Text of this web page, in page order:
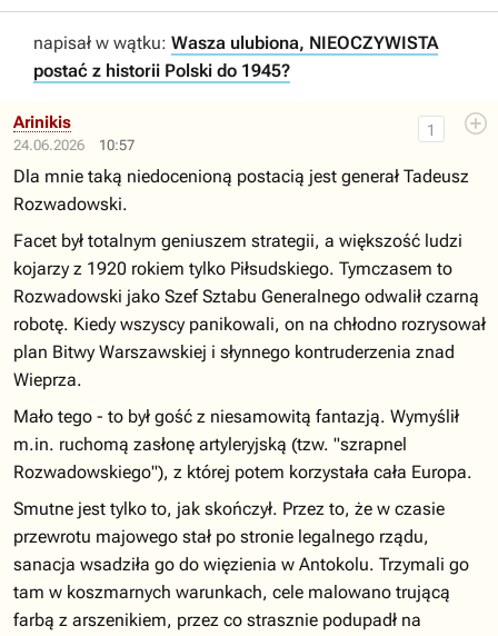
napisał w wątku: Wasza ulubiona, NIEOCZYWISTA
postać z historii Polski do 1945?
24.06.2026 10:57
1
Arinikis
Dla mnie taką niedocenioną postacią jest generał Tadeusz
Rozwadowski.
Facet był totalnym geniuszem strategii, a większość ludzi
kojarzy z 1920 rokiem tylko Piłsudskiego. Tymczasem to
Rozwadowski jako Szef Sztabu Generalnego odwalił czarną
robotę. Kiedy wszyscy panikowali, on na chłodno rozrysował
plan Bitwy Warszawskiej i słynnego kontruderzenia znad
Wieprza.
Mało tego - to był gość z niesamowitą fantazją. Wymyślił
m.in. ruchomą zasłonę artyleryjską (tzw. "szrapnel
Rozwadowskiego"), z której potem korzystała cała Europa.
Smutne jest tylko to, jak skończył. Przez to, że w czasie
przewrotu majowego stał po stronie legalnego rządu,
sanacja wsadziła go do więzienia w Antokolu. Trzymali go
tam w koszmarnych warunkach, cele malowano trującą
farbą z arszenikiem, przez co strasznie podupadł na